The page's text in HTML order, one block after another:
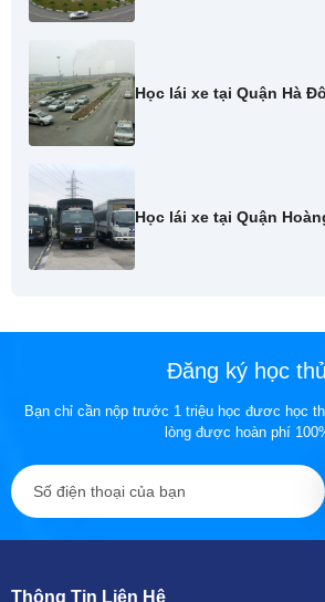
Học lái xe tại Quận Hà
Học lái xe tại Quận
Đăng ký học
Bạn chỉ cần nộp trước 1 triệu học đươc học
lòng được hoàn phí
Thông Tin Liên Hệ